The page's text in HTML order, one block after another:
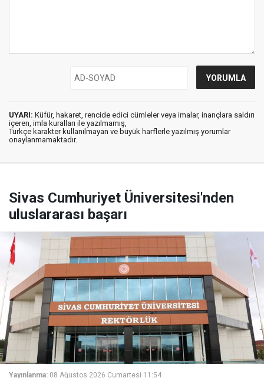
UYARI: Küfür, hakaret, rencide edici cümleler veya imalar, inançlara saldırı
içeren, imla kuralları ile yazılmamış,
Türkçe karakter kullanılmayan ve büyük harflerle yazılmış yorumlar
onaylanmamaktadır.
Sivas Cumhuriyet Üniversitesi'nden
uluslararası başarı
Yayınlanma: 08 Ağustos 2026 Cumartesi 11:54